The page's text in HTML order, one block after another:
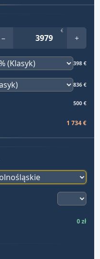
−
€
+
398 €
836 €
500 €
1 734 €
0 zł